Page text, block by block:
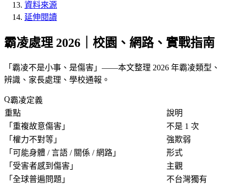
資料來源
延伸閱讀
霸凌處理 2026｜校園、網路、實戰指南
「 霸凌不是小事、是傷害 」——本文整理 2026 年霸凌類型、
辨識、家長處理、學校通報。
霸凌定義
重點
說明
「 重複故意傷害 」
不是 1 次
「 權力不對等 」
強欺弱
「 可能身體 / 言語 / 關係 / 網路 」
形式
「 受害者感到傷害 」
主觀
「 全球普遍問題 」 不台灣獨有